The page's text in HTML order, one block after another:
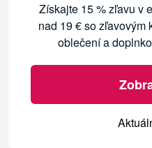
Získajte 15 % zľavu v
nad 19 € so zľavovým
oblečení a